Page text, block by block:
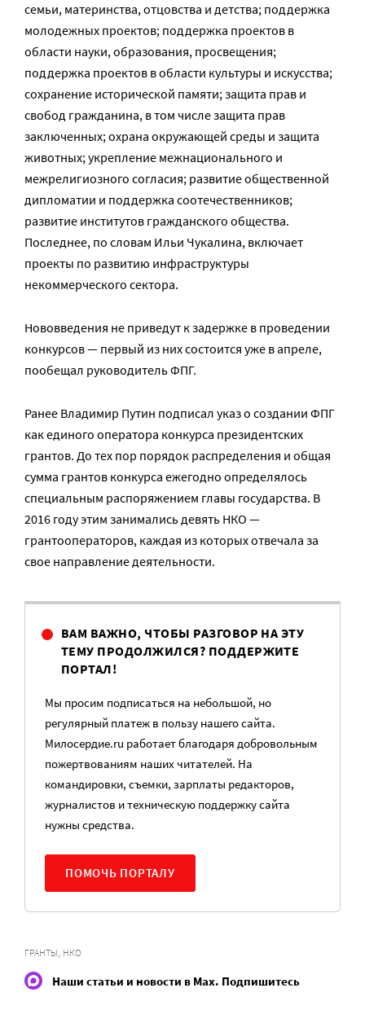
семьи, материнства, отцовства и детства; поддержка
молодежных проектов; поддержка проектов в
области науки, образования, просвещения;
поддержка проектов в области культуры и искусства;
сохранение исторической памяти; защита прав и
свобод гражданина, в том числе защита прав
заключенных; охрана окружающей среды и защита
животных; укрепление межнационального и
межрелигиозного согласия; развитие общественной
дипломатии и поддержка соотечественников;
развитие институтов гражданского общества.
Последнее, по словам Ильи Чукалина, включает
проекты по развитию инфраструктуры
некоммерческого сектора.
Нововведения не приведут к задержке в проведении
конкурсов — первый из них состоится уже в апреле,
пообещал руководитель ФПГ.
Ранее Владимир Путин подписал указ о создании ФПГ
как единого оператора конкурса президентских
грантов. До тех пор порядок распределения и общая
сумма грантов конкурса ежегодно определялось
специальным распоряжением главы государства. В
2016 году этим занимались девять НКО —
грантооператоров, каждая из которых отвечала за
свое направление деятельности.
ВАМ ВАЖНО, ЧТОБЫ РАЗГОВОР НА ЭТУ
ТЕМУ ПРОДОЛЖИЛСЯ? ПОДДЕРЖИТЕ
ПОРТАЛ!
Мы просим подписаться на небольшой, но
регулярный платеж в пользу нашего сайта.
Милосердие.ru работает благодаря добровольным
пожертвованиям наших читателей. На
командировки, съемки, зарплаты редакторов,
журналистов и техническую поддержку сайта
нужны средства.
ПОМОЧЬ ПОРТАЛУ
ГРАНТЫ, НКО
Наши статьи и новости в Max. Подпишитесь